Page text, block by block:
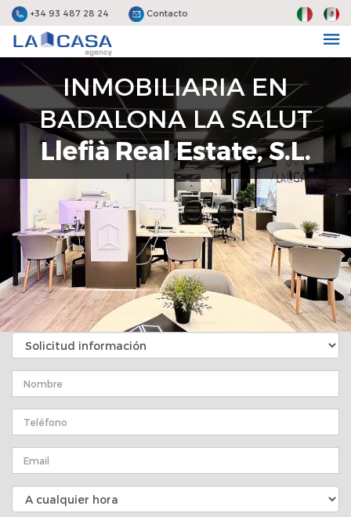
+34 93 487 28 24 Contacto
INMOBILIARIA EN
BADALONA LA SALUT
Llefià Real Estate, S.l.